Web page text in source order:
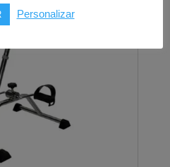
Personalizar